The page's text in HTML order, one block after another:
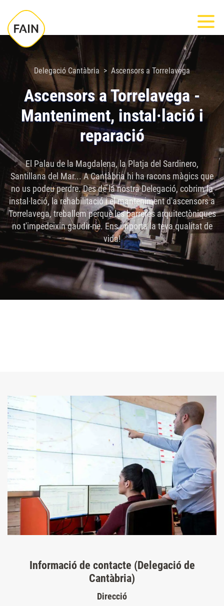
este
sitio
sistema
Delegació Cantàbria Ascensors a Torrelavega
Ascensors a Torrelavega -
Manteniment, instal·lació i
reparació
El Palau de la Magdalena, la Platja del Sardinero,
Santillana del Mar... A Cantàbria hi ha racons màgics que
no us podeu perdre. Des de la nostra Delegació, cobrim la
instal·lació, la rehabilitació i el manteniment d'ascensors a
Torrelavega, treballem perquè les barreres arquitectòniques
no t'impedeixin gaudir-ne. Ens importa la teva qualitat de
vida!
Informació de contacte (Delegació de
Cantàbria)
Direcció